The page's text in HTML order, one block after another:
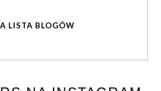
LISTA BLOGÓW